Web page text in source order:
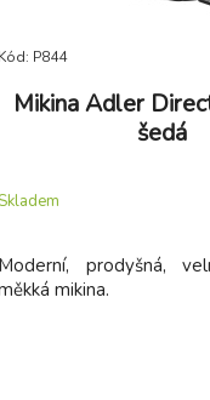
Kód: P844
Mikina Adler
šedá
Skladem
Moderní, prodyšná,
mikina.